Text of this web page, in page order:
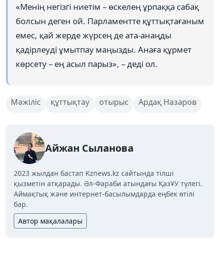
«Менің негізгі ниетім – өскелең ұрпаққа сабақ
болсын деген ой. Парламентте құттықтағаным
емес, қай жерде жүрсең де ата-анаңды
қадірлеуді ұмытпау маңызды. Анаға құрмет
көрсету – ең асыл парыз», – деді ол.
Мәжіліс құттықтау отырыс Ардақ Назаров
Айжан Сыланова
2023 жылдан бастап Kznews.kz сайтында тілші
қызметін атқарады. Әл-Фараби атындағы ҚазҰУ түлегі.
Аймақтық және интернет-басылымдарда еңбек өтілі
бар.
Автор мақалалары